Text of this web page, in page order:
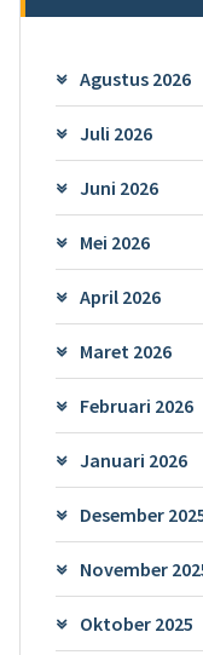
Agustus 2026
Juli 2026
Juni 2026
Mei 2026
April 2026
Maret 2026
Februari 2026
Januari 2026
Desember
November
Oktober 2025